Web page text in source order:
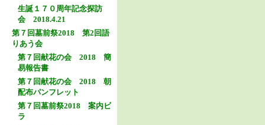
生誕１７０周年記念探訪
会 2018.4.21
第７回墓前祭2018 第2回語
りあう会
第７回献花の会 2018 簡
易報告書
第７回献花の会 2018 朝
配布パンフレット
第７回墓前祭2018 案内ビ
ラ